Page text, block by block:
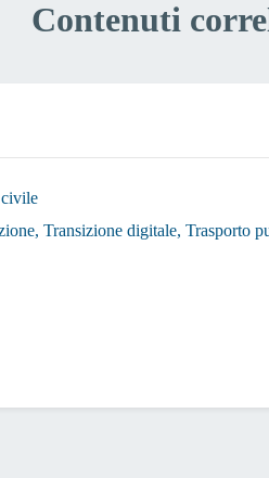
Contenuti
Transizione digitale, Trasporto